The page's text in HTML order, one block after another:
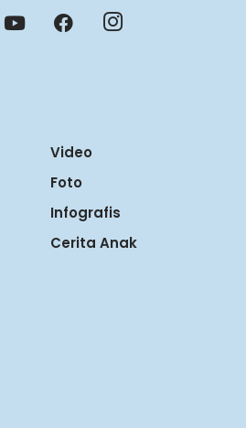
Video
Foto
Infografis
Cerita Anak